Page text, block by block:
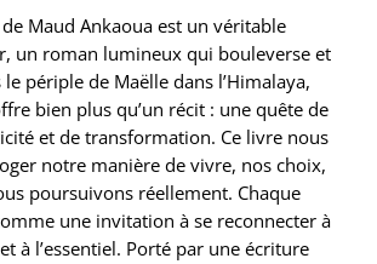
de Maud Ankaoua est un véritable
un roman lumineux qui bouleverse et
périple de Maëlle dans l’Himalaya,
bien plus qu’un récit : une quête de
et de transformation. Ce livre nous
notre manière de vivre, nos choix,
poursuivons réellement. Chaque
une invitation à se reconnecter à
à l’essentiel. Porté par une écriture